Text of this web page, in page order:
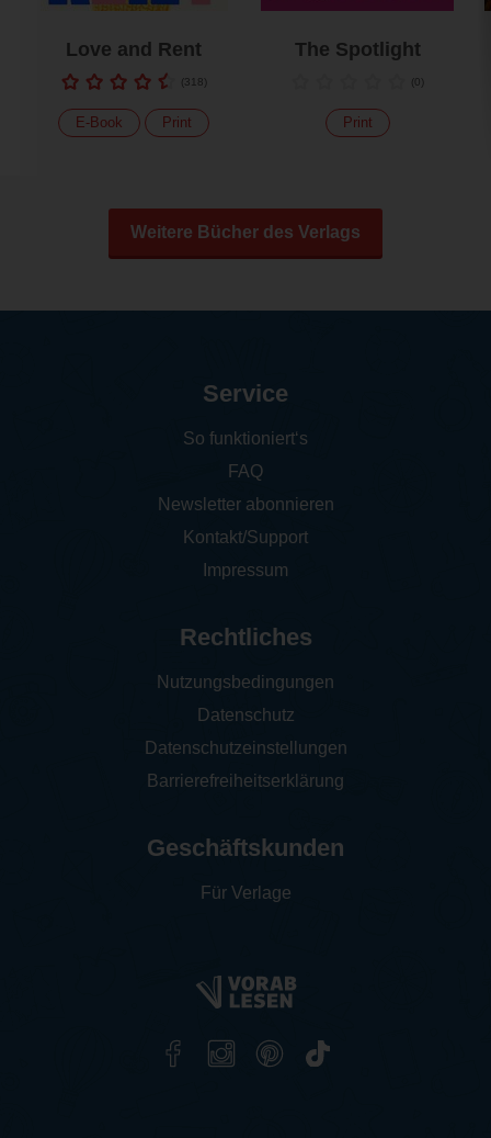
Love and Rent
(318)
E-Book Print
The Spotlight
(0)
Print
Weitere Bücher des Verlags
Service
So funktioniert‘s
FAQ
Newsletter abonnieren
Kontakt/Support
Impressum
Rechtliches
Nutzungsbedingungen
Datenschutz
Datenschutzeinstellungen
Barrierefreiheitserklärung
Geschäftskunden
Für Verlage